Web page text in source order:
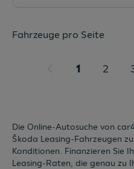
Fahrzeuge pro Seite
1 2
Die Online-Autosuche von
Škoda Leasing-Fahrzeugen
Konditionen. Finanzieren Sie
Leasing-Raten, die genau zu